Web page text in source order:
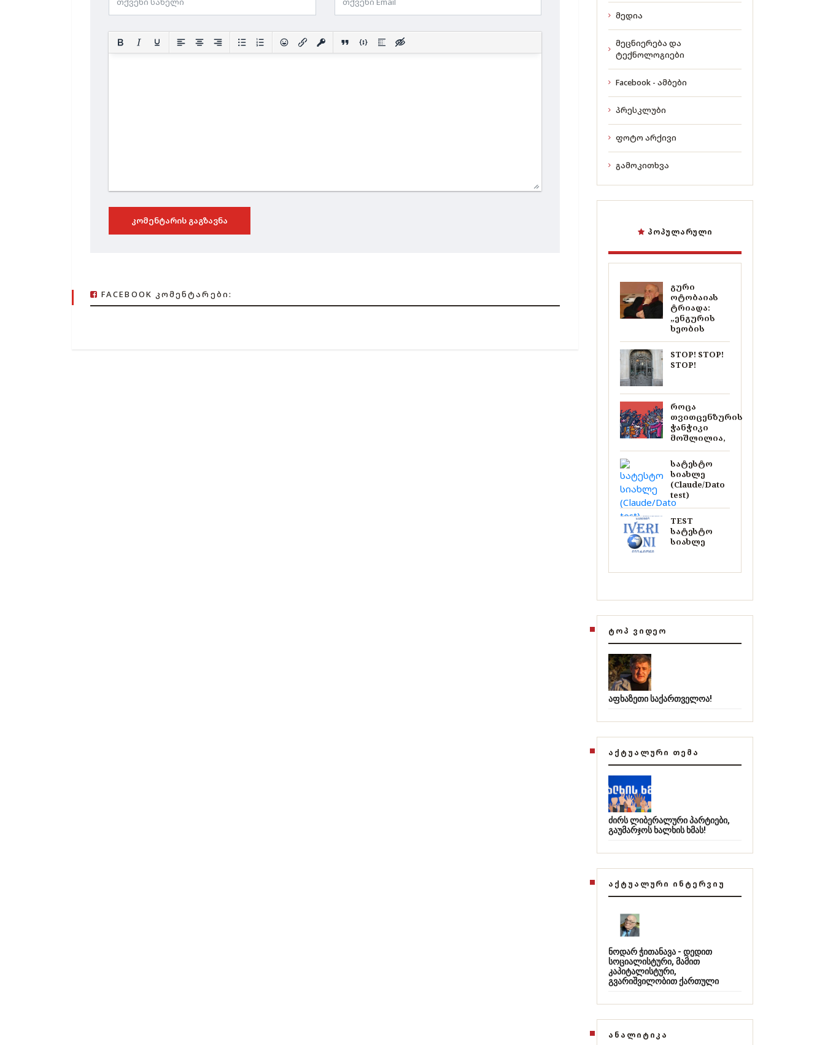
ᲙᲝᲛᲔᲜᲢᲐᲠᲘᲡ ᲒᲐᲒᲖᲐᲕᲜᲐ
FACEBOOK ᲙᲝᲛᲔᲜᲢᲐᲠᲔᲑᲘ:
მედია
მეცნიერება და
ტექნოლოგიები
Facebook - ამბები
პრესკლუბი
ფოტო არქივი
გამოკითხვა
ᲞᲝᲞᲣᲚᲐᲠᲣᲚᲘ
გური
ოტობაიას
ტრიადა:
„ენგურის
ხეობის
STOP! STOP!
STOP!
როცა
თვითცენზურის
ჭანჭიკი
მოშლილია,
სატესტო
სიახლე
(Claude/Dato
test)
TEST
სატესტო
სიახლე
ᲢᲝᲞ ᲕᲘᲓᲔᲝ
აფხაზეთი საქართველოა!
ᲐᲥᲢᲣᲐᲚᲣᲠᲘ ᲗᲔᲛᲐ
ძირს ლიბერალური პარტიები,
გაუმარჯოს ხალხის ხმას!
ᲐᲥᲢᲣᲐᲚᲣᲠᲘ ᲘᲜᲢᲔᲠᲕᲘᲣ
ნოდარ ჭითანავა - დედით
სოციალისტური, მამით
კაპიტალისტური,
გვარიშვილობით ქართული
ᲐᲜᲐᲚᲘᲢᲘᲙᲐ